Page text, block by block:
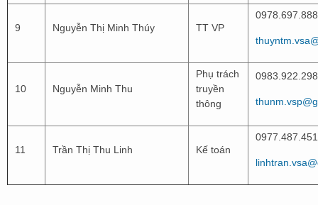
9 Nguyễn Thị Minh Thúy TT VP
0978.697.888
10 Nguyễn Minh Thu
Phụ trách
truyền
thông
0983.922.298
11 Trần Thị Thu Linh Kế toán
0977.487.451